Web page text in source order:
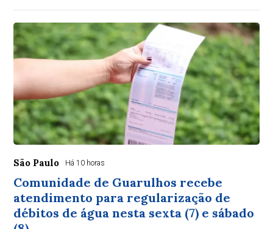
São Paulo Há 10 horas
Comunidade de Guarulhos recebe
atendimento para regularização de
débitos de água nesta sexta (7) e sábado